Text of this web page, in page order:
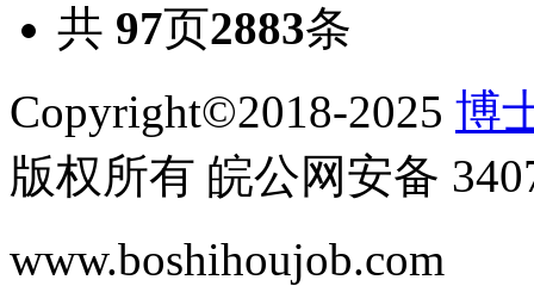
共 97页2883条
Copyright©2018-2025 博
版权所有 皖公网安备
www.boshihoujob.com